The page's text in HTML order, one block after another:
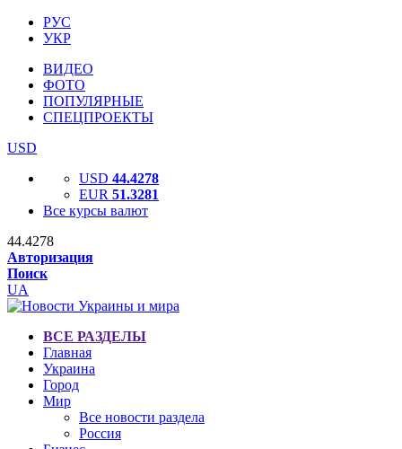
РУС
УКР
ВИДЕО
ФОТО
ПОПУЛЯРНЫЕ
СПЕЦПРОЕКТЫ
USD
USD 44.4278
EUR 51.3281
Все курсы валют
44.4278
Авторизация
Поиск
UA
ВСЕ РАЗДЕЛЫ
Главная
Украина
Город
Мир
Все новости раздела
Россия